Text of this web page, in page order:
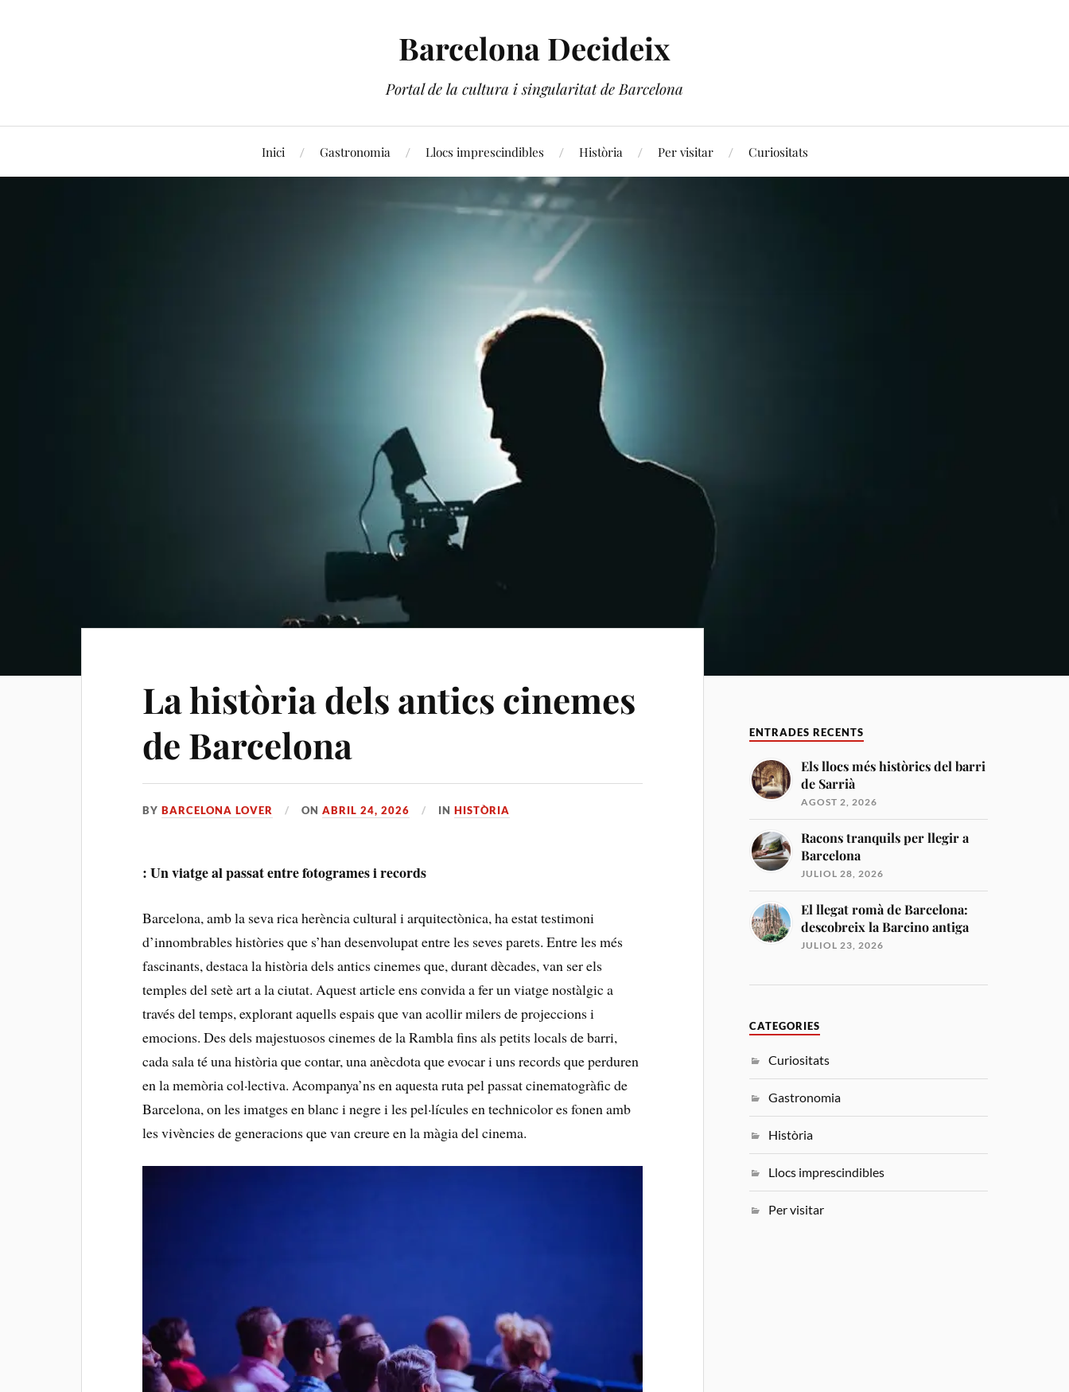
Barcelona Decideix
Portal de la cultura i singularitat de Barcelona
Inici Gastronomia Llocs imprescindibles Història Per visitar Curiositats
La història dels antics cinemes
de Barcelona
BYBARCELONA LOVER ONABRIL 24, 2026 INHISTÒRIA
: Un ​viatge ⁣al passat‌ entre⁣ fotogrames i records
Barcelona, amb ⁣la seva rica herència cultural ‌i arquitectònica, ha estat testimoni
d’innombrables ​històries⁢ que ​s’han desenvolupat entre les seves ⁤parets. Entre les més
⁣fascinants, destaca la història dels antics cinemes que, durant dècades, van ser els
temples del setè art a la ciutat. Aquest article ens⁤ convida a fer un‌ viatge​ nostàlgic a‌
través del temps, explorant aquells espais que van acollir milers de projeccions⁢ i
emocions. Des dels majestuosos​ cinemes de la ‌Rambla fins⁣ als ‌petits locals de barri,
cada sala té una història que contar, una anècdota que evocar i ​uns records que perduren
en la memòria col·lectiva. ‍Acompanya’ns en aquesta ruta‍ pel passat cinematogràfic de
⁣Barcelona, on les imatges en blanc i negre i ‍les pel·lícules en technicolor es fonen amb
⁣les vivències de generacions que van creure⁤ en la màgia del ‌cinema.
ENTRADES RECENTS
Els llocs més històrics del barri
de Sarrià
AGOST 2, 2026
Racons tranquils per llegir a
Barcelona
JULIOL 28, 2026
El llegat romà de Barcelona:
descobreix la Barcino antiga
JULIOL 23, 2026
CATEGORIES
Curiositats
Gastronomia
Història
Llocs imprescindibles
Per visitar